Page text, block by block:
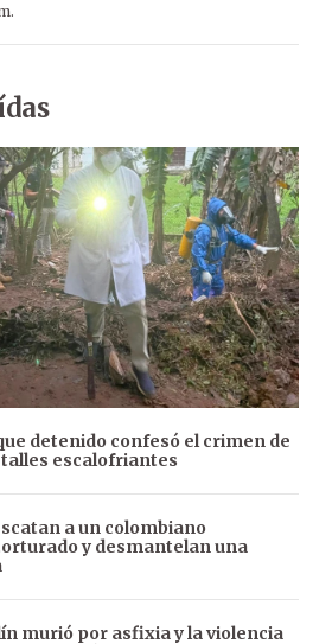
detenido confesó el crimen de
escalofriantes
a un colombiano
y desmantelan una
murió por asfixia y la violencia